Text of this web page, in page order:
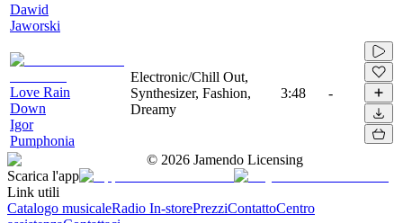
Dawid
Jaworski
Love Rain
Down
Igor
Pumphonia
Electronic/Chill Out,
Synthesizer, Fashion,
Dreamy
3:48 -
© 2026 Jamendo Licensing
Scarica l'app
Link utili
Catalogo musicaleRadio In-storePrezziContattoCentro